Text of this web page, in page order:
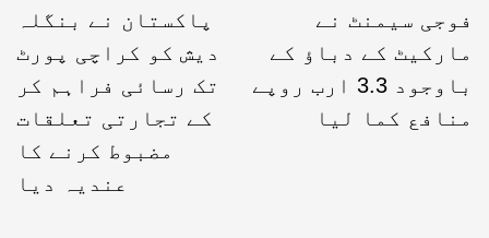
فوجی سیمنٹ نے
مارکیٹ کے دباؤ کے
باوجود 3.3 ارب روپے
منافع کما لیا
پاکستان نے بنگلہ
دیش کو کراچی پورٹ
تک رسائی فراہم کر
کے تجارتی تعلقات
مضبوط کرنے کا
عندیہ دیا